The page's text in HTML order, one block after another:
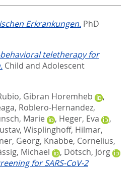
Erkrankungen. PhD
teletherapy for
Child and Adolescent
Gibran Horemheb
,
, Roblero-Hernandez,
Marie , Heger, Eva
,
, Wisplinghoff, Hilmar,
Georg, Knabbe, Cornelius,
Michael , Dötsch, Jörg
for SARS-CoV-2